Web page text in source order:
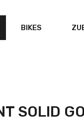
BIKES
SOLID